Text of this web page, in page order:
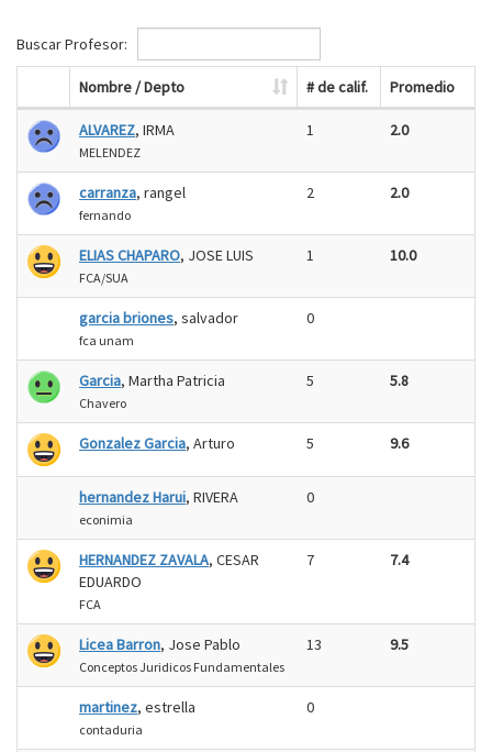
Buscar Profesor:
Nombre / Depto # de calif. Promedio
ALVAREZ, IRMA
MELENDEZ
1 2.0
carranza, rangel
fernando
2 2.0
ELIAS CHAPARO, JOSE LUIS
FCA/SUA
1 10.0
garcia briones, salvador
fca unam
0
Garcia, Martha Patricia
Chavero
5 5.8
Gonzalez Garcia, Arturo 5 9.6
hernandez Harui, RIVERA
econimia
0
HERNANDEZ ZAVALA, CESAR
EDUARDO
FCA
7 7.4
Licea Barron, Jose Pablo
Conceptos Juridicos Fundamentales
13 9.5
martinez, estrella
contaduria
0